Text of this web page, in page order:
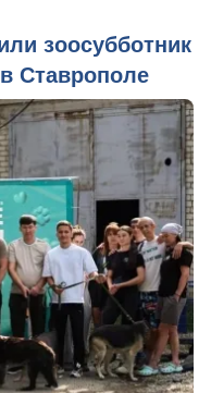
зоосубботник
Ставрополе